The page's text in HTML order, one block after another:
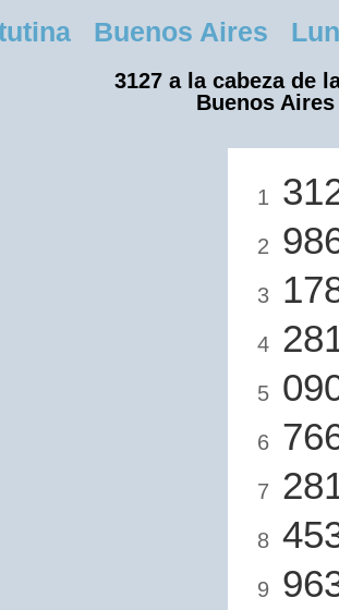
Buenos Aires
3127 a la cabeza de
Buenos
1
2
3
4
5
6
7
8
9